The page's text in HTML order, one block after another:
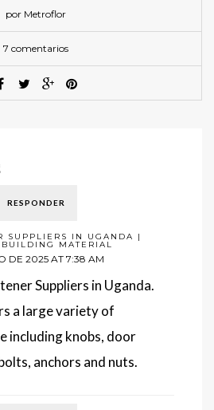
por Metroflor
7 comentarios
RESPONDER
SUPPLIERS IN UGANDA |
MATERIAL
DE 2025 AT 7:38 AM
Suppliers in Uganda.
a large variety of
including knobs, door
anchors and nuts.